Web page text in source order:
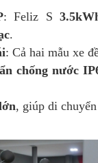
: Feliz S
.
: Cả hai mẫu xe
chống nước
, giúp di